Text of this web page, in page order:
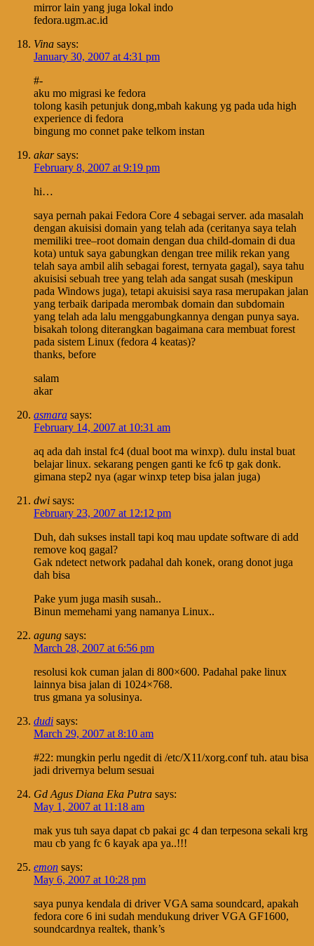
mirror lain yang juga lokal indo
fedora.ugm.ac.id
Vina says:
January 30, 2007 at 4:31 pm
#-
aku mo migrasi ke fedora
tolong kasih petunjuk dong,mbah kakung yg pada uda high
experience di fedora
bingung mo connet pake telkom instan
akar says:
February 8, 2007 at 9:19 pm
hi…
saya pernah pakai Fedora Core 4 sebagai server. ada masalah
dengan akuisisi domain yang telah ada (ceritanya saya telah
memiliki tree–root domain dengan dua child-domain di dua
kota) untuk saya gabungkan dengan tree milik rekan yang
telah saya ambil alih sebagai forest, ternyata gagal), saya tahu
akuisisi sebuah tree yang telah ada sangat susah (meskipun
pada Windows juga), tetapi akuisisi saya rasa merupakan jalan
yang terbaik daripada merombak domain dan subdomain
yang telah ada lalu menggabungkannya dengan punya saya.
bisakah tolong diterangkan bagaimana cara membuat forest
pada sistem Linux (fedora 4 keatas)?
thanks, before
salam
akar
asmara says:
February 14, 2007 at 10:31 am
aq ada dah instal fc4 (dual boot ma winxp). dulu instal buat
belajar linux. sekarang pengen ganti ke fc6 tp gak donk.
gimana step2 nya (agar winxp tetep bisa jalan juga)
dwi says:
February 23, 2007 at 12:12 pm
Duh, dah sukses install tapi koq mau update software di add
remove koq gagal?
Gak ndetect network padahal dah konek, orang donot juga
dah bisa
Pake yum juga masih susah..
Binun memehami yang namanya Linux..
agung says:
March 28, 2007 at 6:56 pm
resolusi kok cuman jalan di 800×600. Padahal pake linux
lainnya bisa jalan di 1024×768.
trus gmana ya solusinya.
dudi says:
March 29, 2007 at 8:10 am
#22: mungkin perlu ngedit di /etc/X11/xorg.conf tuh. atau bisa
jadi drivernya belum sesuai
Gd Agus Diana Eka Putra says:
May 1, 2007 at 11:18 am
mak yus tuh saya dapat cb pakai gc 4 dan terpesona sekali krg
mau cb yang fc 6 kayak apa ya..!!!
emon says:
May 6, 2007 at 10:28 pm
saya punya kendala di driver VGA sama soundcard, apakah
fedora core 6 ini sudah mendukung driver VGA GF1600,
soundcardnya realtek, thank’s